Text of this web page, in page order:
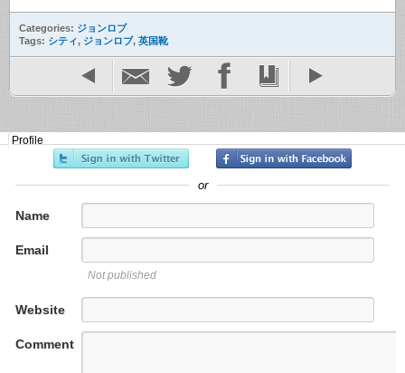
Categories: ジョンロブ
Tags: シティ, ジョンロブ, 英国靴
Profile
or
Name
Email
Not published
Website
Comment